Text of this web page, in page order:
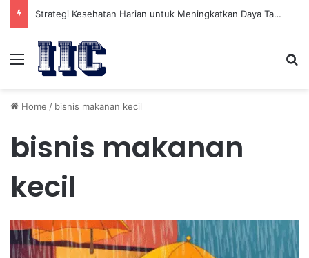
Strategi Kesehatan Harian untuk Meningkatkan Daya Tahan Tubuh dalam Beraktivitas
Menu
Home / bisnis makanan kecil
bisnis makanan
kecil